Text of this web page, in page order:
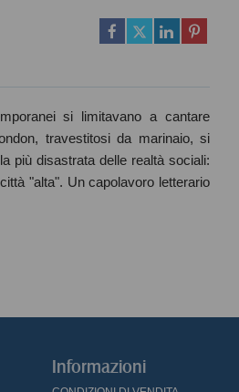
si limitavano a cantare
travestitosi da marinaio, si
più disastrata delle realtà sociali:
"alta". Un capolavoro letterario
Informazioni